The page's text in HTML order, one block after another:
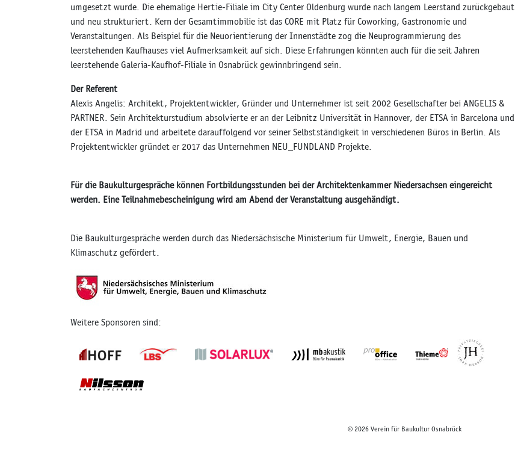
umgesetzt wurde. Die ehemalige Hertie-Filiale im City Center Oldenburg wurde nach langem Leerstand zurückgebaut
und neu strukturiert. Kern der Gesamtimmobilie ist das CORE mit Platz für Coworking, Gastronomie und
Veranstaltungen. Als Beispiel für die Neuorientierung der Innenstädte zog die Neuprogrammierung des
leerstehenden Kaufhauses viel Aufmerksamkeit auf sich. Diese Erfahrungen könnten auch für die seit Jahren
leerstehende Galeria-Kaufhof-Filiale in Osnabrück gewinnbringend sein.
Der Referent
Alexis Angelis: Architekt, Projektentwickler, Gründer und Unternehmer ist seit 2002 Gesellschafter bei ANGELIS &
PARTNER. Sein Architekturstudium absolvierte er an der Leibnitz Universität in Hannover, der ETSA in Barcelona und
der ETSA in Madrid und arbeitete darauffolgend vor seiner Selbstständigkeit in verschiedenen Büros in Berlin. Als
Projektentwickler gründet er 2017 das Unternehmen NEU_FUNDLAND Projekte.
Für die Baukulturgespräche können Fortbildungsstunden bei der Architektenkammer Niedersachsen eingereicht
werden. Eine Teilnahmebescheinigung wird am Abend der Veranstaltung ausgehändigt.
Die Baukulturgespräche werden durch das Niedersächsische Ministerium für Umwelt, Energie, Bauen und
Klimaschutz gefördert.
Weitere Sponsoren sind:
© 2026 Verein für Baukultur Osnabrück